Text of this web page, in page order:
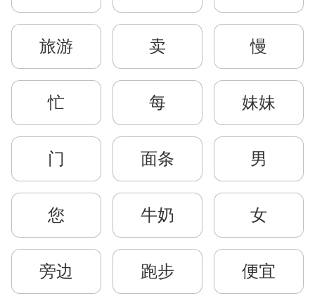
旅游 卖 慢
忙 每 妹妹
门 面条 男
您 牛奶 女
旁边 跑步 便宜